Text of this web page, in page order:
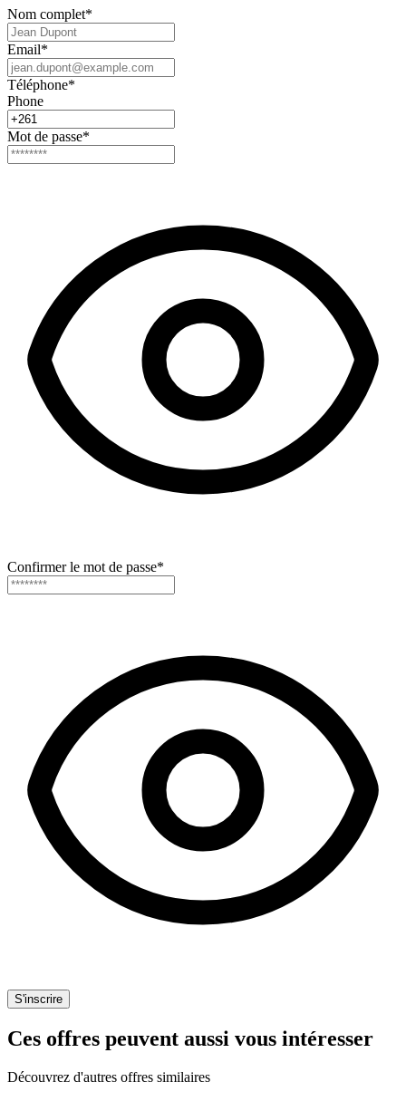
Nom complet*
Email*
Téléphone*
Phone
Mot de passe*
Confirmer le mot de passe*
S'inscrire
Ces offres peuvent aussi vous intéresser
Découvrez d'autres offres similaires